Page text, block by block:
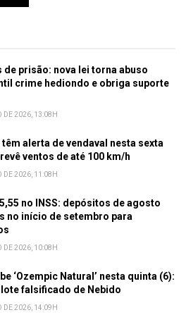
de prisão: nova lei torna abuso
crime hediondo e obriga suporte
DE 2026, 13:08H
alerta de vendaval nesta sexta
ventos de até 100 km/h
DE 2026, 11:08H
no INSS: depósitos de agosto
no início de setembro para
DE 2026, 10:08H
‘Ozempic Natural’ nesta quinta (6):
falsificado de Nebido
DE 2026, 14:09H